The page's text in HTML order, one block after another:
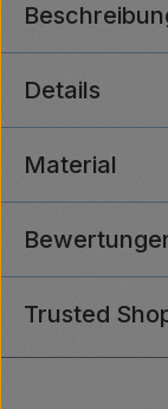
Details
Material
Trusted